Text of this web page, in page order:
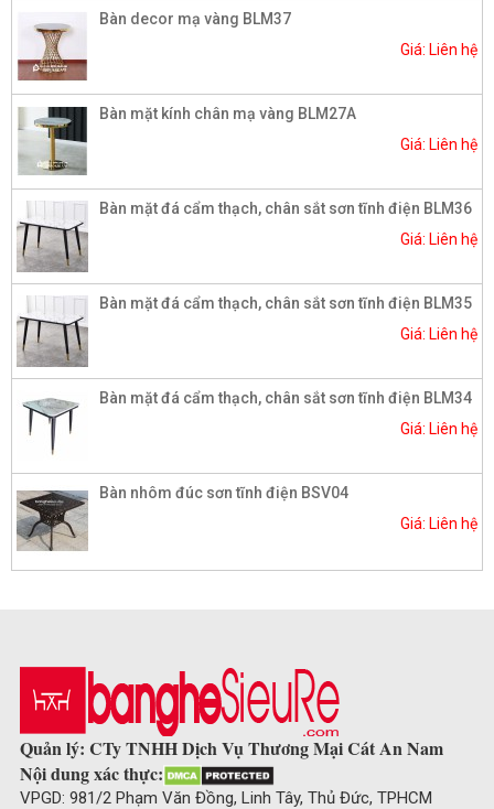
Bàn decor mạ vàng BLM37
Giá: Liên hệ
Bàn mặt kính chân mạ vàng BLM27A
Giá: Liên hệ
Bàn mặt đá cẩm thạch, chân sắt sơn tĩnh điện BLM36
Giá: Liên hệ
Bàn mặt đá cẩm thạch, chân sắt sơn tĩnh điện BLM35
Giá: Liên hệ
Bàn mặt đá cẩm thạch, chân sắt sơn tĩnh điện BLM34
Giá: Liên hệ
Bàn nhôm đúc sơn tĩnh điện BSV04
Giá: Liên hệ
Quản lý: CTy TNHH Dịch Vụ Thương Mại Cát An Nam
Nội dung xác thực:
VPGD: 981/2 Phạm Văn Đồng, Linh Tây, Thủ Đức, TPHCM